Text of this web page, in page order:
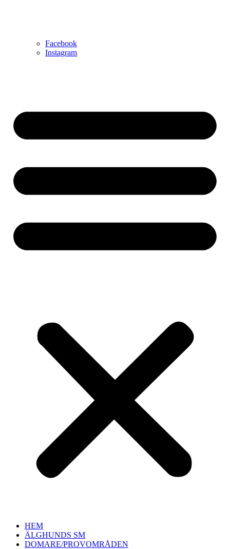
Facebook
Instagram
HEM
ÄLGHUNDS SM
DOMARE/PROVOMRÅDEN